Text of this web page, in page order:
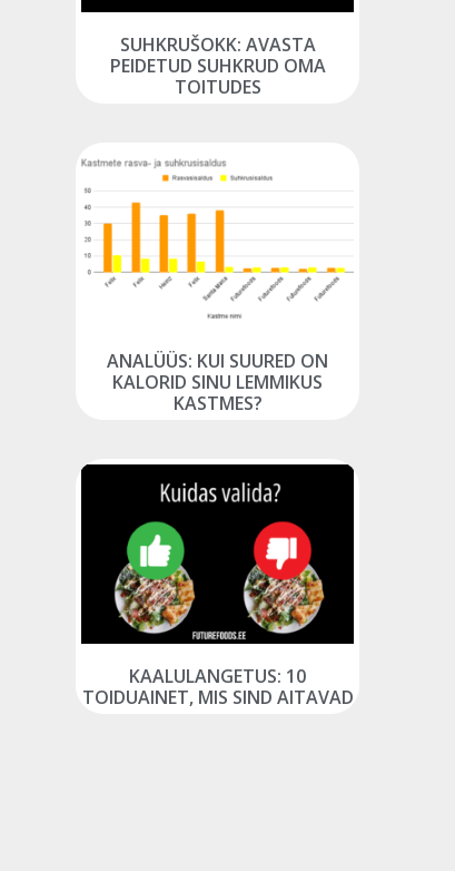
SUHKRUŠOKK: AVASTA
PEIDETUD SUHKRUD OMA
TOITUDES
ANALÜÜS: KUI SUURED ON
KALORID SINU LEMMIKUS
KASTMES?
KAALULANGETUS: 10
TOIDUAINET, MIS SIND AITAVAD